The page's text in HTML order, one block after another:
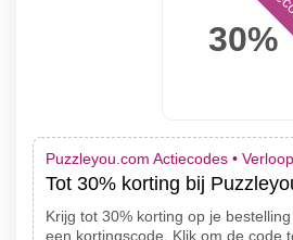
30%
Puzzleyou.com Actiecodes •
Tot 30% korting bij
Krijg tot 30% korting op je
een kortingscode. Klik om de code